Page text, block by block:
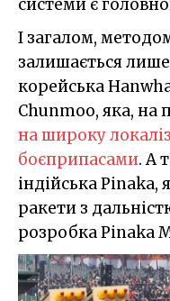
системи є
І загалом,
залишається
корейська
Chunmoo, яка, на
на широку
боєприпасами. А
індійська Pinaka,
ракети з
розробка Pinaka